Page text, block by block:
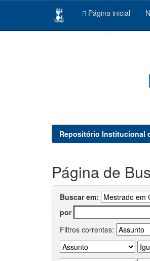
Página inicial
Repositório Institucional
Página de
Buscar em:
por
Filtros correntes: